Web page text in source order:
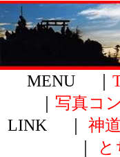
MENU ｜
写真コ
LINK ｜ 神道